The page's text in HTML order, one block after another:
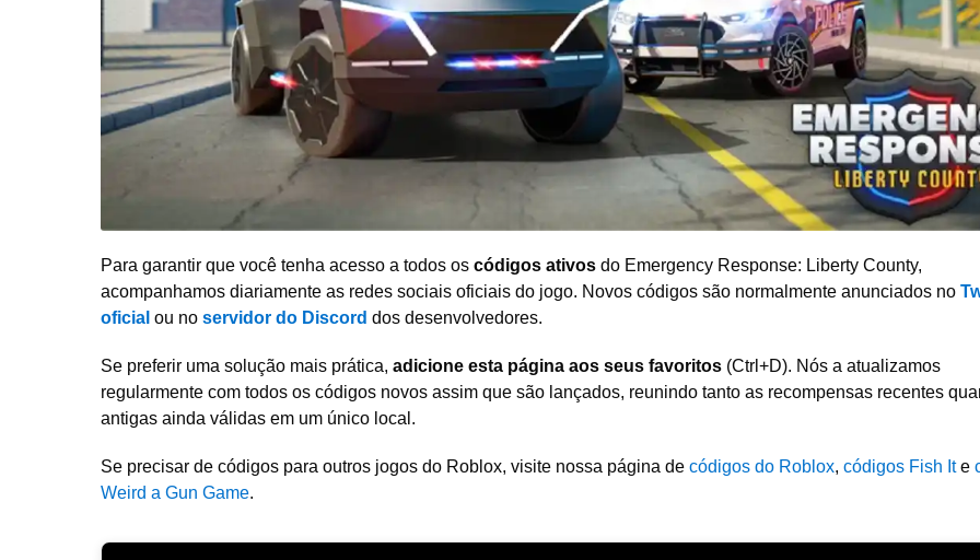
Para garantir que você tenha acesso a todos os códigos ativos do Emergency Response: Liberty County,
acompanhamos diariamente as redes sociais oficiais do jogo. Novos códigos são normalmente anunciados no
oficial ou no servidor do Discord dos desenvolvedores.
Se preferir uma solução mais prática, adicione esta página aos seus favoritos (Ctrl+D). Nós a atualizamos
regularmente com todos os códigos novos assim que são lançados, reunindo tanto as recompensas recentes
antigas ainda válidas em um único local.
Se precisar de códigos para outros jogos do Roblox, visite nossa página de códigos do Roblox, códigos Fish Ite
Weird a Gun Game.